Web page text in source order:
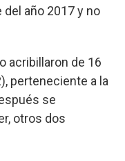
año 2017 y no
acribillaron de 16
perteneciente a la
se
otros dos